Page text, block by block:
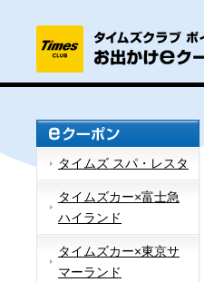
タイムズ スパ・レスタ
タイムズカー×富士急
ハイランド
タイムズカー×東京サ
マーランド